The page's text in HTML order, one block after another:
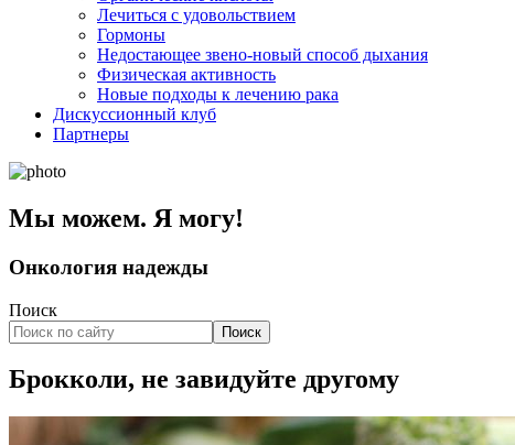
Лечиться с удовольствием
Гормоны
Недостающее звено-новый способ дыхания
Физическая активность
Новые подходы к лечению рака
Дискуссионный клуб
Партнеры
Мы можем. Я могу!
Онкология надежды
Поиск
Поиск
Брокколи, не завидуйте другому